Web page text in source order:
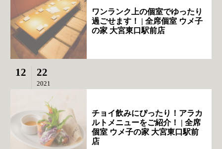
ワンランク上の個室でゆったり
過ごせます！ | 全席個室 ウメ子
の家 大宮東口駅前店
12 22
2021
チョイ飲みにぴったり！アラカ
ルトメニューをご紹介！ | 全席
個室 ウメ子の家 大宮東口駅前
店